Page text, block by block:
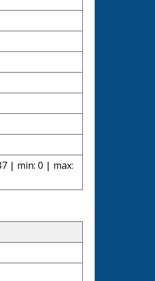
| min: 0 | max: